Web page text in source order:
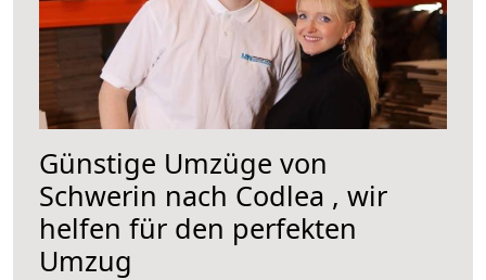
Günstige Umzüge von
Schwerin nach Codlea , wir
helfen für den perfekten
Umzug